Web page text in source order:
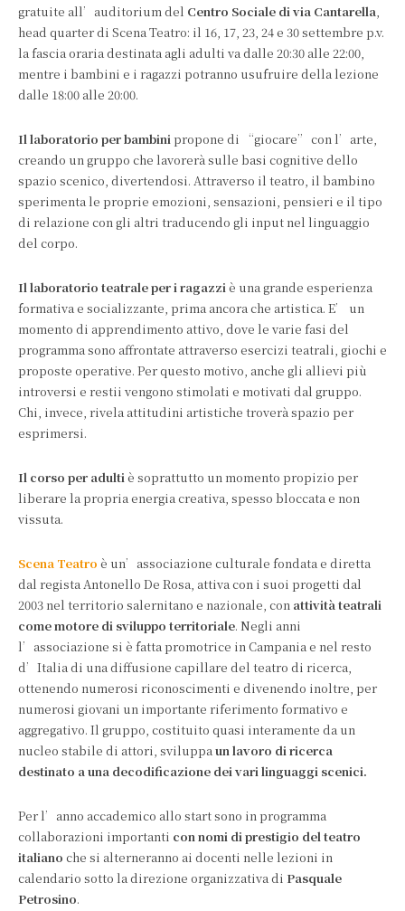
gratuite all’auditorium del Centro Sociale di via Cantarella,
head quarter di Scena Teatro: il 16, 17, 23, 24 e 30 settembre p.v.
la fascia oraria destinata agli adulti va dalle 20:30 alle 22:00,
mentre i bambini e i ragazzi potranno usufruire della lezione
dalle 18:00 alle 20:00.
Il laboratorio per bambinipropone di “giocare” con l’arte,
creando un gruppo che lavorerà sulle basi cognitive dello
spazio scenico, divertendosi. Attraverso il teatro, il bambino
sperimenta le proprie emozioni, sensazioni, pensieri e il tipo
di relazione con gli altri traducendo gli input nel linguaggio
del corpo.
Il laboratorio teatrale per i ragazziè una grande esperienza
formativa e socializzante, prima ancora che artistica. E’ un
momento di apprendimento attivo, dove le varie fasi del
programma sono affrontate attraverso esercizi teatrali, giochi e
proposte operative. Per questo motivo, anche gli allievi più
introversi e restii vengono stimolati e motivati dal gruppo.
Chi, invece, rivela attitudini artistiche troverà spazio per
esprimersi.
Il corso per adultiè soprattutto un momento propizio per
liberare la propria energia creativa, spesso bloccata e non
vissuta.
Scena Teatro è un’associazione culturale fondata e diretta
dal regista Antonello De Rosa, attiva con i suoi progetti dal
2003 nel territorio salernitano e nazionale, con attività teatrali
come motore di sviluppo territoriale. Negli anni
l’associazione si è fatta promotrice in Campania e nel resto
d’Italia di una diffusione capillare del teatro di ricerca,
ottenendo numerosi riconoscimenti e divenendo inoltre, per
numerosi giovani un importante riferimento formativo e
aggregativo. Il gruppo, costituito quasi interamente da un
nucleo stabile di attori, sviluppaun lavoro di ricerca
destinato a una decodificazione dei vari linguaggi scenici.
Per l’anno accademico allo start sono in programma
collaborazioni importanti con nomi di prestigio del teatro
italiano che si alterneranno ai docenti nelle lezioni in
calendario sotto la direzione organizzativa di Pasquale
Petrosino.